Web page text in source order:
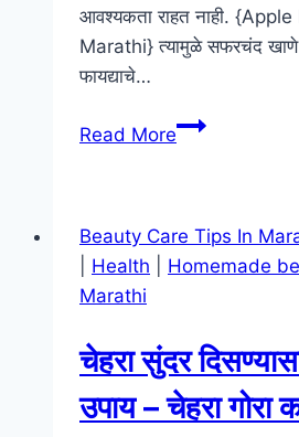
आवश्यकता राहत नाही.
Marathi} त्यामुळे सफरचंद खाणे
फायद्याचे…
Read Moreसफरचंद
प्रतिकारशक्ती
वाढवण्यासाठी
Benifits
In
Marathi
Beauty Care Tips In
Health
Homemade
Marathi
चेहरा सुंदर
उपाय – चेहरा गोरा